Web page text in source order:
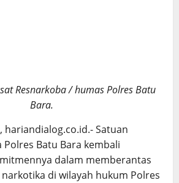
Resnarkoba / humas Polres Batu
Bara.
hariandialog.co.id.- Satuan
Polres Batu Bara kembali
dalam memberantas
di wilayah hukum Polres